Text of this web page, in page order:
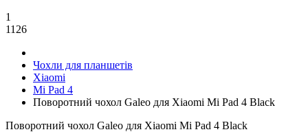
1
1126
Чохли для планшетів
Xiaomi
Mi Pad 4
Поворотний чохол Galeo для Xiaomi Mi Pad 4 Black
Поворотний чохол Galeo для Xiaomi Mi Pad 4 Black